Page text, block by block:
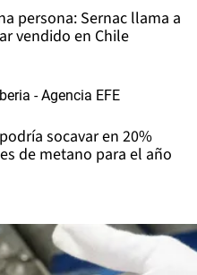
persona: Sernac llama a
vendido en Chile
socavar en 20%
de metano para el año